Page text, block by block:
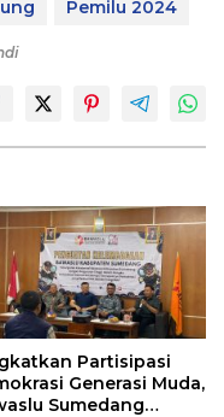
Pemilu 2024
Partisipasi
Generasi Muda,
Sumedang